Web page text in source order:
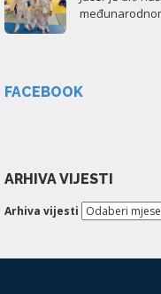
FACEBOOK
ARHIVA VIJESTI
Arhiva vijesti